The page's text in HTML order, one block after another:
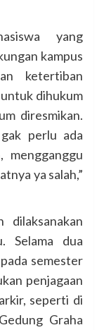
yang
kampus
ketertiban
dihukum
diresmikan.
perlu ada
mengganggu
ya salah,”
Selama dua
semester
penjagaan
seperti di
Graha